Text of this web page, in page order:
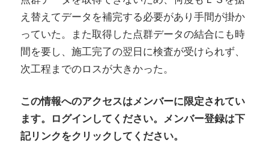
え替えてデータを補完する必要があり手間が掛か
っていた。また取得した点群データの結合にも時
間を要し、施工完了の翌日に検査が受けられず、
次工程までのロスが大きかった。
この情報へのアクセスはメンバーに限定されてい
ます。ログインしてください。メンバー登録は下
記リンクをクリックしてください。